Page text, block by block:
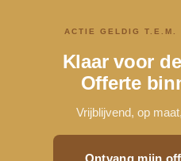
ACTIE GELDIG T.E.M.
Klaar voor
Offerte
Vrijblijvend, op
Ontvang mijn